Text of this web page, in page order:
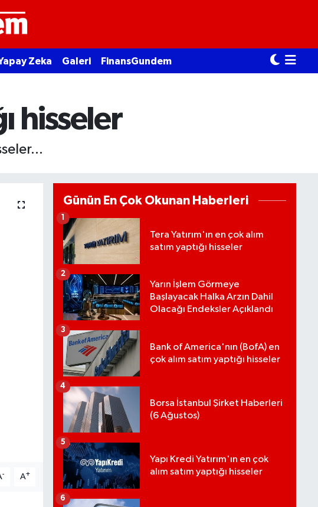
Zeka Galeri FinansGundem
hisseler
- A+
Günün En Çok Okunan Haberleri
Tera Yatırım'ın en çok alım
satım yaptığı hisseler
1
Yarın İşlem Görmeye
Başlayacak Halka Arzın Dahil
Olacağı Endeksler Açıklandı
2
Bank of America'nın (BofA) en
çok alım satım yaptığı hisseler
3
Borsa İstanbul Şirket Haberleri
(6 Ağustos)
4
Yapı Kredi Yatırım'ın en çok
alım satım yaptığı hisseler
5
6